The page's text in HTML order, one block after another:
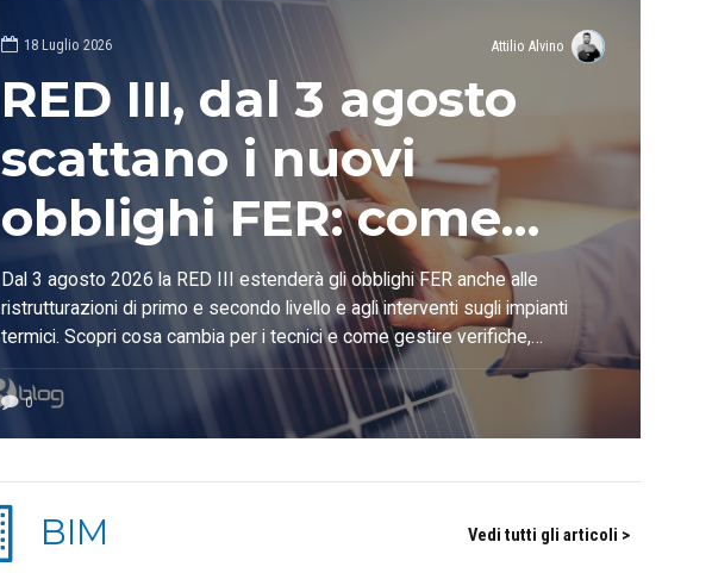
18 Luglio 2026 Attilio Alvino
RED III, dal 3 agosto
scattano i nuovi
obblighi FER: come
trasformarli in
un’opportunità
professionale
Dal 3 agosto 2026 la RED III estenderà gli obblighi FER anche alle
ristrutturazioni di primo e secondo livello e agli interventi sugli impianti
termici. Scopri cosa cambia per i tecnici e come gestire verifiche,
fotovoltaico e pompe di calore con le soluzioni Blumatica.
0
BIM Vedi tutti gli articoli >